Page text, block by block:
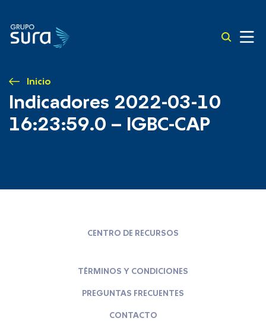
Inicio
Indicadores 2022-03-10
16:23:59.0 – IGBC-CAP
CENTRO DE RECURSOS
TÉRMINOS Y CONDICIONES
PREGUNTAS FRECUENTES
CONTACTO